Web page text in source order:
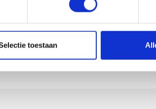
toestaan
REDFOX® DAKGOOT BUITENHOEK
125MM | MAGNELIS